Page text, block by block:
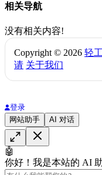
相关导航
没有相关内容!
Copyright © 2026 轻
请 关于我们
登录
网站助手
AI 对话
🤖
你好！我是本站的 AI